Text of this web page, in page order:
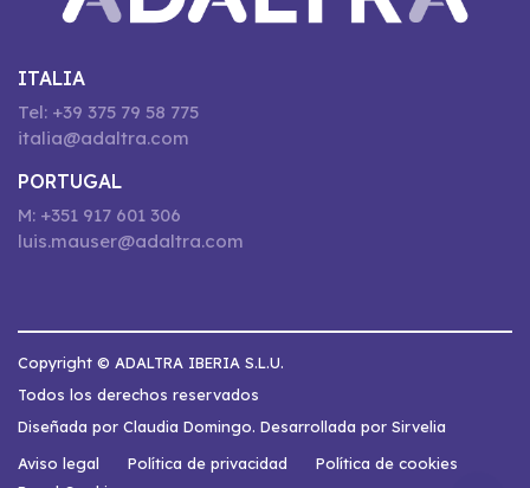
ITALIA
Tel: +39 375 79 58 775
italia@adaltra.com
PORTUGAL
M: +351 917 601 306
luis.mauser@adaltra.com
Copyright © ADALTRA IBERIA S.L.U.
Todos los derechos reservados
Diseñada por Claudia Domingo. Desarrollada por Sirvelia
Aviso legal
Política de privacidad
Política de cookies